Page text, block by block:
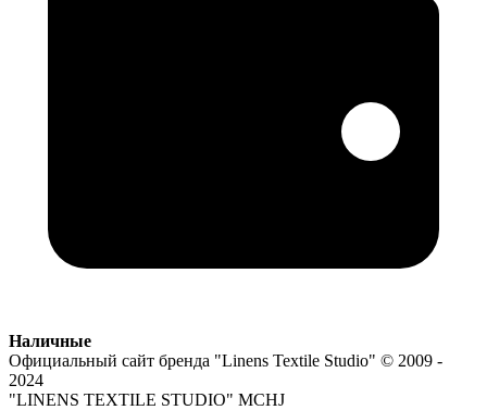
Наличные
Официальный сайт бренда "Linens Textile Studio" © 2009 -
2024
"LINENS TEXTILE STUDIO" MCHJ